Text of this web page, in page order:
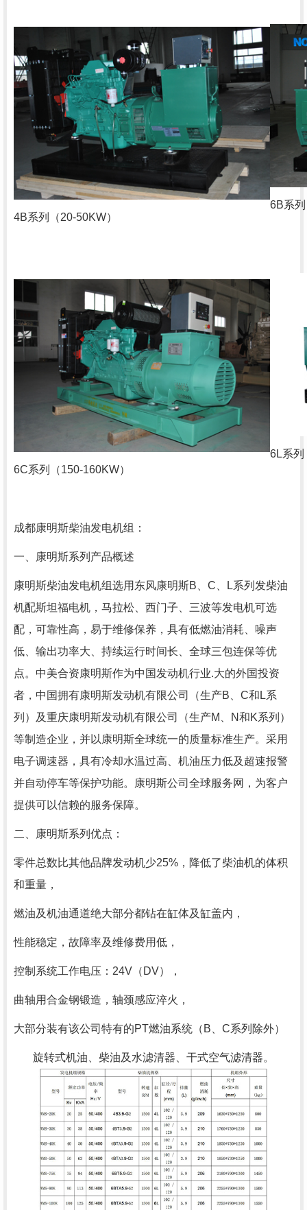
4B系列（20-50KW）
6B系
6C系列（150-160KW）
6L系列
成都康明斯柴油发电机组：
一、康明斯系列产品概述
康明斯柴油发电机组选用东风康明斯B C L系列发柴油
机配斯坦福电机，马拉松、西门子、三波等发电机可选
配，可靠性高，易于维修保养，具有低燃油消耗、噪声
低、输出功率大、持续运行时间长、全球三包连保等优
点。中美合资康明斯作为中国发动机行业.大的外国投资
者，中国拥有康明斯发动机有限公司（生产B C和 L系
列）及重庆康明斯发动机有限公司（生产M N和K系列）
等制造企业，并以康明斯全球统一的质量标准生产。采用
电子调速器，具有冷却水温过高、机油压力低及超速报警
并自动停车等保护功能。康明斯公司全球服务网，为客户
提供可以信赖的服务保障。
二、康明斯系列优点：
零件总数比其他品牌发动机少25% ，降低了柴油机的体积
和重量，
燃油及机油通道绝大部分都钻在缸体及缸盖内，
性能稳定，故障率及维修费用低，
控制系统工作电压： 24V （ DV），
曲轴用合金钢锻造，轴颈感应淬火，
大部分装有该公司特有的PT燃油系统（ B C系列除外）
旋转式机油、柴油及水滤清器、干式空气滤清器。